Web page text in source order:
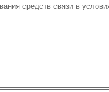
средств связи в